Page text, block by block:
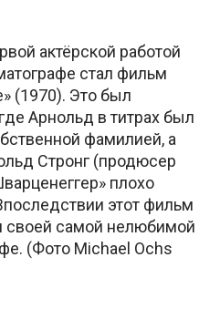
актёрской работой
стал фильм
(1970). Это был
Арнольд в титрах был
фамилией, а
Стронг (продюсер
плохо
этот фильм
своей самой нелюбимой
(Фото Michael Ochs